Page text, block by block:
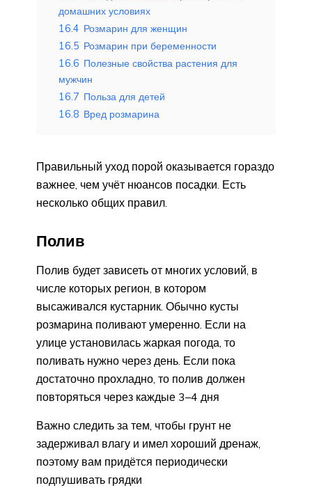
домашних условиях
16.4 Розмарин для женщин
16.5 Розмарин при беременности
16.6 Полезные свойства растения для
мужчин
16.7 Польза для детей
16.8 Вред розмарина
Правильный уход порой оказывается гораздо
важнее, чем учёт нюансов посадки. Есть
несколько общих правил.
Полив
Полив будет зависеть от многих условий, в
числе которых регион, в котором
высаживался кустарник. Обычно кусты
розмарина поливают умеренно. Если на
улице установилась жаркая погода, то
поливать нужно через день. Если пока
достаточно прохладно, то полив должен
повторяться через каждые 3–4 дня
Важно следить за тем, чтобы грунт не
задерживал влагу и имел хороший дренаж,
поэтому вам придётся периодически
подпушивать грядки